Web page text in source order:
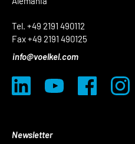
Tel. +49 2191 490112
Fax +49 2191 490125
info@voelkel.com
Newsletter